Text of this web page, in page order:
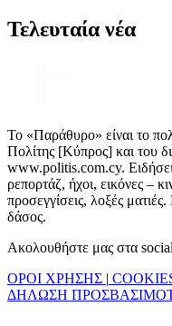
Τελευταία νέα
Το «Παράθυρο» είναι το
Πολίτης [Κύπρος] και του
www.politis.com.cy.
ρεπορτάζ, ήχοι, εικόνες –
προσεγγίσεις, λοξές
δάσος.
Ακολουθήστε μας στα social
ΟΡΟΙ ΧΡΗΣΗΣ |
ΔΗΛΩΣΗ